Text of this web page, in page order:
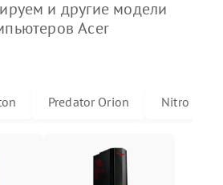
и другие модели
Acer
Predator Orion Nitro